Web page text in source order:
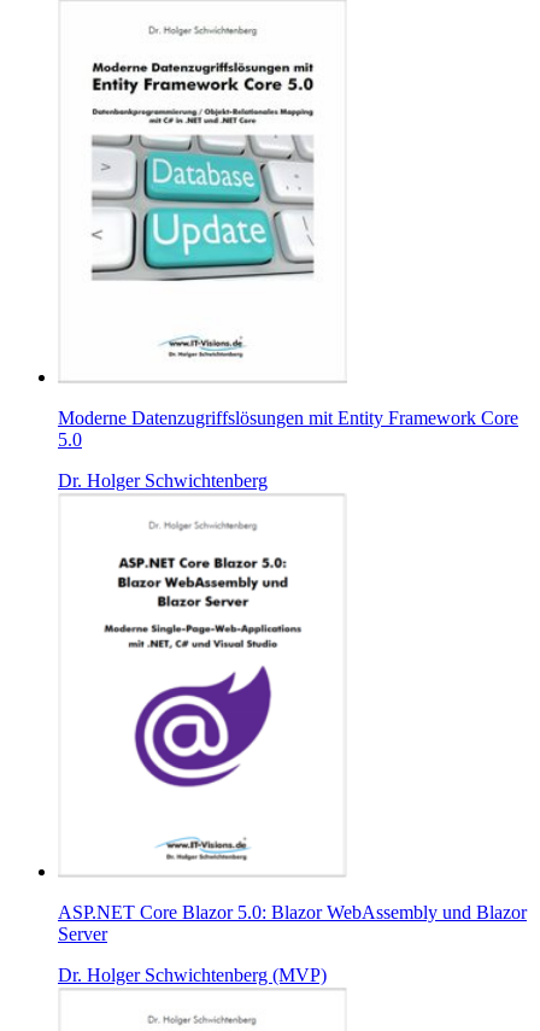
Moderne Datenzugriffslösungen mit Entity Framework Core
5.0
Dr. Holger Schwichtenberg
ASP.NET Core Blazor 5.0: Blazor WebAssembly und Blazor
Server
Dr. Holger Schwichtenberg (MVP)